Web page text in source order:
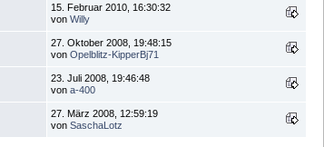
15. Februar 2010, 16:30:32
von Willy
27. Oktober 2008, 19:48:15
von Opelblitz-KipperBj71
23. Juli 2008, 19:46:48
von a-400
27. März 2008, 12:59:19
von SaschaLotz